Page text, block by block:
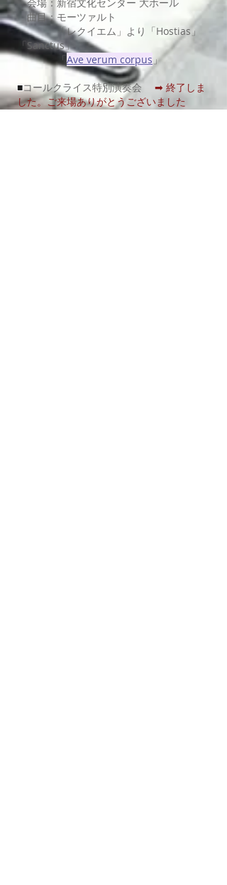
曲目：モーツァルト
「レクイエム」より「Hostias」
「Sanctus」
「 Ave verum corpus 」
■コールクライス特別演奏会 ➡ 終了しま
した。ご来場ありがとうございました